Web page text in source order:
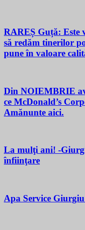
RAREȘ Guță:
să redăm tinerilor
pune în valoare
Din NOIEMBRIE
ce McDonald’s
Amănunte aici.
La mulţi ani! -
înfiinţare
Apa Service